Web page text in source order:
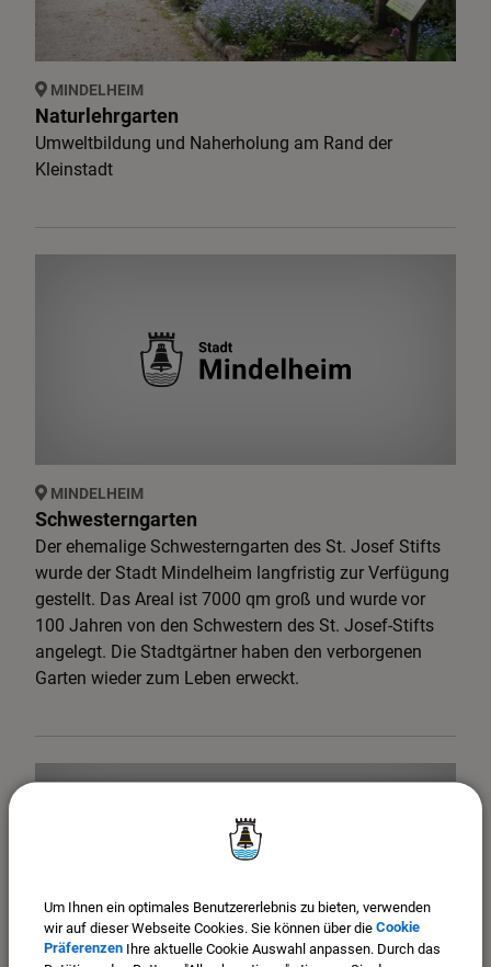
MINDELHEIM
Naturlehrgarten
Umweltbildung und Naherholung am Rand der
Kleinstadt
MINDELHEIM
Schwesterngarten
Der ehemalige Schwesterngarten des St. Josef Stifts
wurde der Stadt Mindelheim langfristig zur Verfügung
gestellt. Das Areal ist 7000 qm groß und wurde vor
100 Jahren von den Schwestern des St. Josef-Stifts
angelegt. Die Stadtgärtner haben den verborgenen
Garten wieder zum Leben erweckt.
Um Ihnen ein optimales Benutzererlebnis zu bieten, verwenden
wir auf dieser Webseite Cookies. Sie können über die Cookie
Präferenzen Ihre aktuelle Cookie Auswahl anpassen. Durch das